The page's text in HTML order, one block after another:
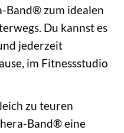
Band® zum idealen
Du kannst es
jederzeit
im Fitnessstudio
zu teuren
Band® eine